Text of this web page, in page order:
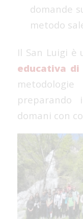
domande
metodo
Il San Luigi è
educativa di
domani con